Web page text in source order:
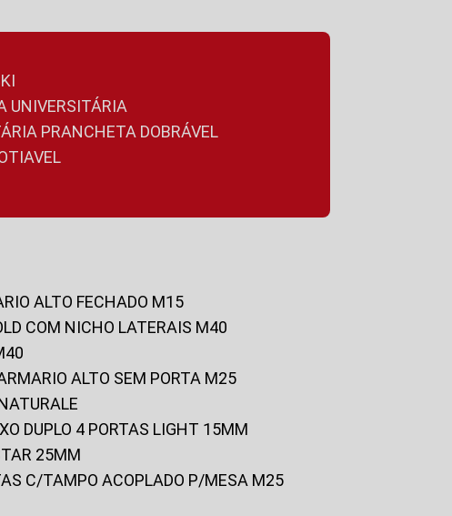
UNIVERSITÁRIA
PRANCHETA DOBRÁVEL
ALTO FECHADO M15
COM NICHO LATERAIS M40
ARMARIO ALTO SEM PORTA M25
DUPLO 4 PORTAS LIGHT 15MM
25MM
C/TAMPO ACOPLADO P/MESA M25